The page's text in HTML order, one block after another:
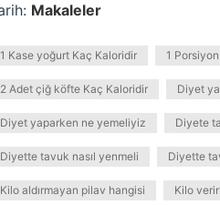
Makaleler
1 Kase yoğurt Kaç Kaloridir 1
2 Adet çiğ köfte Kaç Kaloridir Diyet
Diyet yaparken ne yemeliyiz Diyete
Diyette tavuk nasıl yenmeli Diyette
Kilo aldırmayan pilav hangisi Kilo